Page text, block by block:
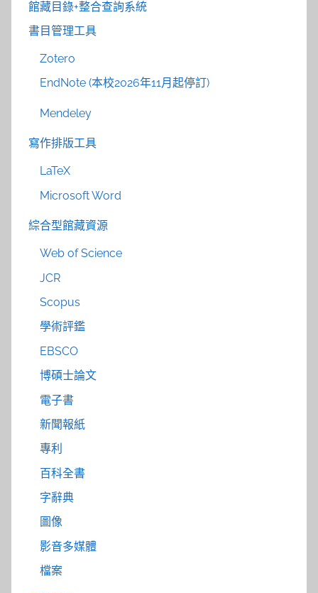
館藏目錄+整合查詢系統
書目管理工具
Zotero
EndNote (本校2026年11月起停訂)
Mendeley
寫作排版工具
LaTeX
Microsoft Word
綜合型館藏資源
Web of Science
JCR
Scopus
學術評鑑
EBSCO
博碩士論文
電子書
新聞報紙
專利
百科全書
字辭典
圖像
影音多媒體
檔案